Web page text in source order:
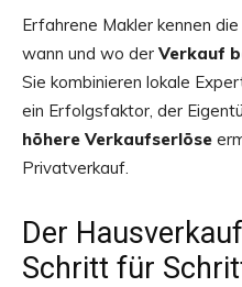
Erfahrene Makler kennen
wann und wo der Verkauf
Sie kombinieren lokale
ein Erfolgsfaktor, der
höhere Verkaufserlöse
Privatverkauf.
Der
Schritt für